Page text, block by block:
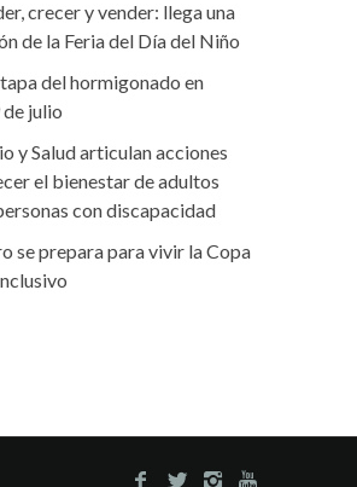
crecer y vender: llega una
de la Feria del Día del Niño
del hormigonado en
julio
y Salud articulan acciones
el bienestar de adultos
con discapacidad
se prepara para vivir la Copa